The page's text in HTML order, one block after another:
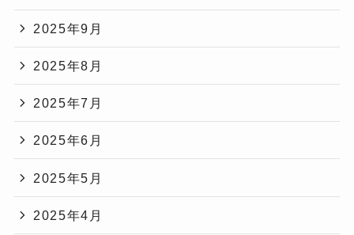
2025年9月
2025年8月
2025年7月
2025年6月
2025年5月
2025年4月